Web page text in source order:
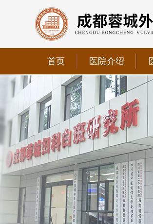
首页 医院介绍
我院正式获选为四川省第二中医
我院位于成都市青羊区文翁路
我院现已成为四川省中医药信